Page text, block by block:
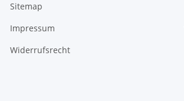
Sitemap
Impressum
Widerrufsrecht